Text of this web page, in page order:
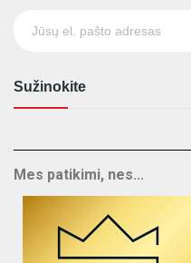
Sužinokite
Mes patikimi, nes...